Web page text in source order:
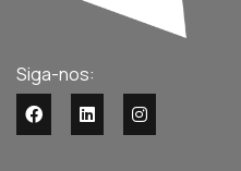
Siga-nos: